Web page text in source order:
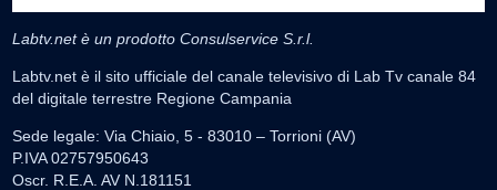
Labtv.net è un prodotto Consulservice S.r.l.
Labtv.net è il sito ufficiale del canale televisivo di Lab Tv canale 84
del digitale terrestre Regione Campania
Sede legale: Via Chiaio, 5 - 83010 – Torrioni (AV)
P.IVA 02757950643
Oscr. R.E.A. AV N.181151